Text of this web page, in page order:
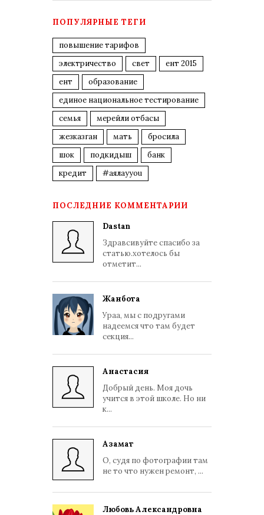
ПОПУЛЯРНЫЕ ТЕГИ
повышение тарифов
электричество
свет
ент 2015
ент
образование
единое национальное тестирование
семья
мерейли отбасы
жезказган
мать
бросила
шок
подкидыш
банк
кредит
#аялауyou
ПОСЛЕДНИЕ КОММЕНТАРИИ
Dastan
Здравсивуйте спасибо за
статью.хотелось бы
отметит...
Жанбота
Ураа, мы с подругами
надеемся что там будет
секция...
Анастасия
Добрый день. Моя дочь
учится в этой школе. Но ни
к...
Азамат
О, судя по фотографии там
не то что нужен ремонт, ...
Любовь Александровна